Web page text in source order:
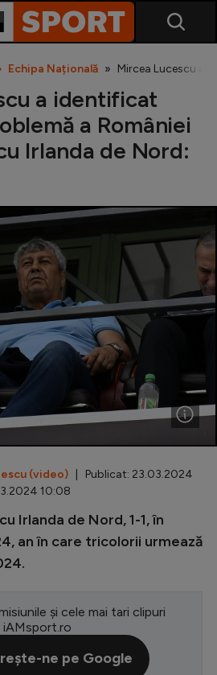
Națională
League
League
Echipa Națională Mircea Lucescu a
a identificat
a României
Irlanda de Nord:
(video) | Publicat: 23.03.2024
10:08
Irlanda de Nord, 1-1, în
an în care tricolorii urmează
și cele mai tari clipuri
iAMsport.ro
ne pe Google